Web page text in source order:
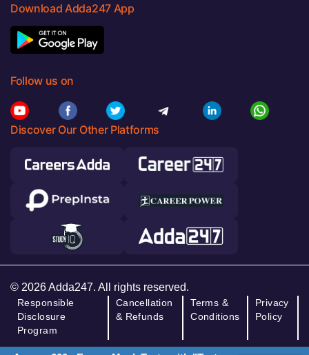
Download Adda247 App
Follow us on
Discover Our Other Platforms
© 2026 Adda247. All rights reserved.
Responsible
Disclosure
Program
Cancellation
& Refunds
Terms &
Conditions
Privacy
Policy